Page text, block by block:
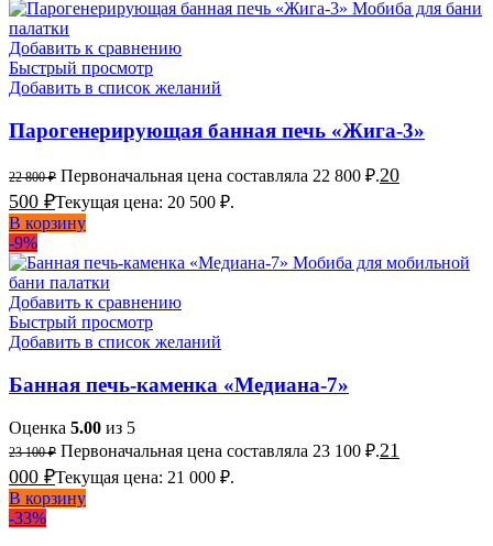
Добавить к сравнению
Быстрый просмотр
Добавить в список желаний
Парогенерирующая банная печь «Жига-3»
22 800₽ Первоначальная цена составляла 22 800 ₽.20
500 ₽Текущая цена: 20 500 ₽.
В корзину
-9%
Добавить к сравнению
Быстрый просмотр
Добавить в список желаний
Банная печь-каменка «Медиана-7»
Оценка 5.00 из 5
23 100₽ Первоначальная цена составляла 23 100 ₽.21
000 ₽Текущая цена: 21 000 ₽.
В корзину
-33%